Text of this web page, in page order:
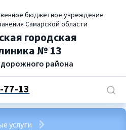
бюджетное учреждение
Самарской области
городская
№ 13
района
77-13
услуги